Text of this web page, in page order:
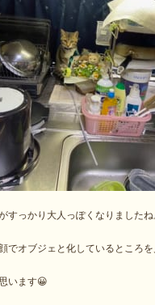
すっかり大人っぽくなりました
でオブジェと化しているところ
います😀